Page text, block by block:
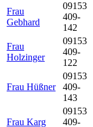
Frau
Gebhard
09153
409-
142
Frau
Holzinger
09153
409-
122
Frau Hüßner
09153
409-
143
Frau Karg
09153
409-